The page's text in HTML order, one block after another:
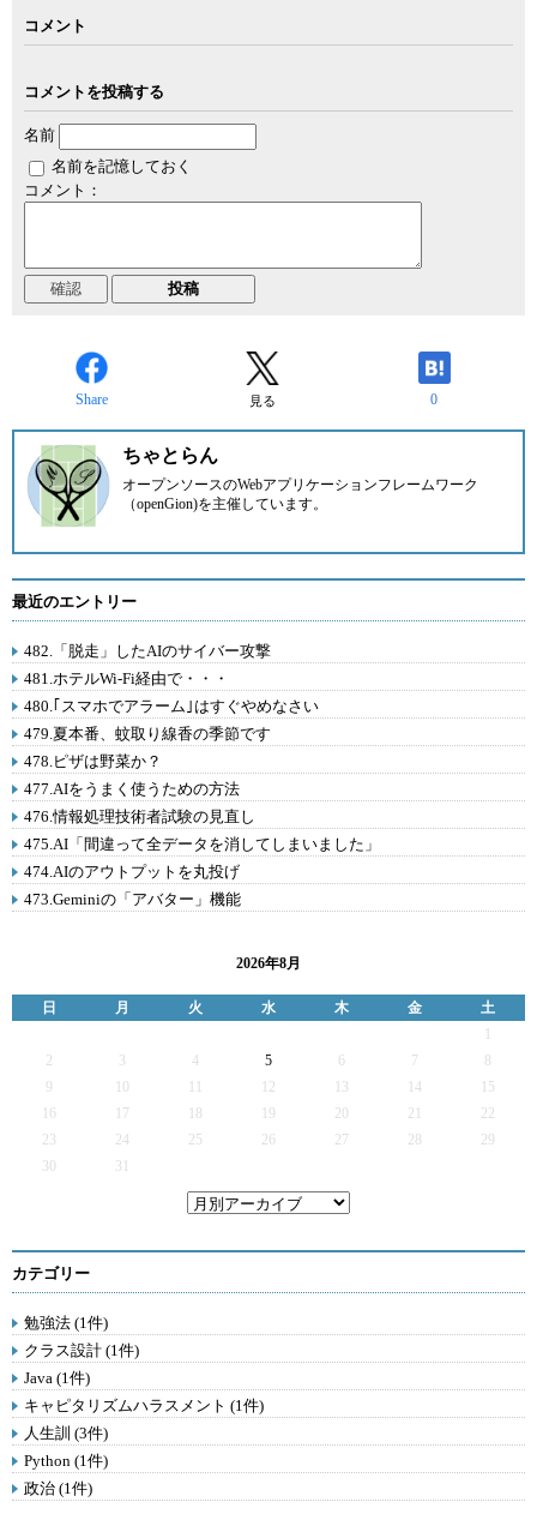
コメント
コメントを投稿する
名前
名前を記憶しておく
コメント：
Share 見る 0
ちゃとらん
オープンソースのWebアプリケーションフレームワーク
（openGion)を主催しています。
最近のエントリー
482.「脱走」したAIのサイバー攻撃
481.ホテルWi-Fi経由で・・・
480.｢スマホでアラーム｣はすぐやめなさい
479.夏本番、蚊取り線香の季節です
478.ピザは野菜か？
477.AIをうまく使うための方法
476.情報処理技術者試験の見直し
475.AI「間違って全データを消してしまいました」
474.AIのアウトプットを丸投げ
473.Geminiの「アバター」機能
2026年8月
日 月 火 水 木 金
土
2
3 4 5 6 7
9
12 13 14
15
16
17 19 20 21
22
23
24 25 26 27 28
29
30
31
カテゴリー
勉強法 (1件)
クラス設計 (1件)
Java (1件)
キャピタリズムハラスメント (1件)
人生訓 (3件)
Python (1件)
政治 (1件)